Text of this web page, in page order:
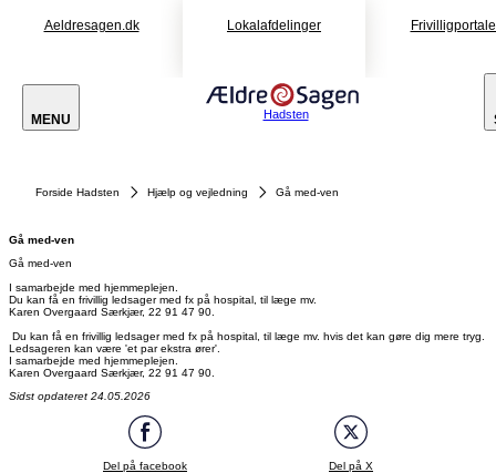
Aeldresagen.dk Lokalafdelinger
MENU Hadsten
Forside Hadsten Hjælp og vejledning Gå med-ven
Gå med-ven
Gå med-ven
I samarbejde med hjemmeplejen.
Du kan få en frivillig ledsager med fx på hospital, til læge mv.
Karen Overgaard Særkjær, 22 91 47 90.
Du kan få en frivillig ledsager med fx på hospital, til læge mv. hvis det kan gøre dig mere tryg.
Ledsageren kan være 'et par ekstra ører'.
I samarbejde med hjemmeplejen.
Karen Overgaard Særkjær, 22 91 47 90.
Sidst opdateret 24.05.2026
Del på facebook Del på X